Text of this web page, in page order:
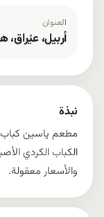
نبذة
مطعم ياسين كباب
الكباب الكردي
والأسعار معقولة.
العنوان
أربيل، عێراق،